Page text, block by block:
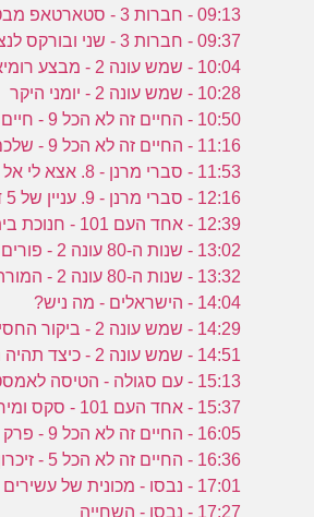
09:13 - חברות 3 - סטארטאפ מבטיח
09:37 - חברות 3 - שני ובורקס לנצח
10:04 - שמש עונה 2 - מבצע רומיאו ויוליה
10:28 - שמש עונה 2 - יומני היקר
10:50 - החיים זה לא הכל 9 - חיים בריא
11:16 - החיים זה לא הכל 9 - שלכם באהבה
11:53 - סברי מרנן - 8. אצא לי אל היער
12:16 - סברי מרנן - 9. עניין של 5 דק'
12:39 - אחד העם 101 - חנוכת בית
13:02 - שנות ה-80 עונה 2 - פורים שמח
13:32 - שנות ה-80 עונה 2 - המורה לספורט
14:04 - הישראלים - מה ניש?
14:29 - שמש עונה 2 - ביקור החסידה
14:51 - שמש עונה 2 - כיצד תהיה מיליונר
15:13 - עם סגולה - הטיסה לאמסטרדם
15:37 - אחד העם 101 - סקס ומירי הגדולה
16:05 - החיים זה לא הכל 9 - פרק 21
16:36 - החיים זה לא הכל 5 - זיכרון דברים
17:01 - נבסו - מכונית של עשירים
17:27 - נבסו - השחייה